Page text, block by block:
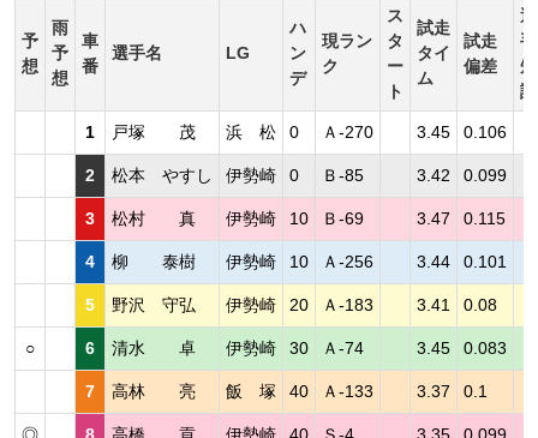
予
想
雨
予
想
車
番
選手名 LG
ハ
ン
デ
現ラン
ク
ス
タ
ー
ト
試走
タイ
ム
試走
偏差
選
手
短
評
1 戸塚 茂 浜 松 0 Ａ-270 3.45 0.106
2 松本 やすし 伊勢崎 0 Ｂ-85 3.42 0.099
3 松村 真 伊勢崎 10 Ｂ-69 3.47 0.115
4 柳 泰樹 伊勢崎 10 Ａ-256 3.44 0.101
5 野沢 守弘 伊勢崎 20 Ａ-183 3.41 0.08
○ 6 清水 卓 伊勢崎 30 Ａ-74 3.45 0.083
7 高林 亮 飯 塚 40 Ａ-133 3.37 0.1
◎ 8 高橋 貢 伊勢崎 40 Ｓ-4 3.35 0.099